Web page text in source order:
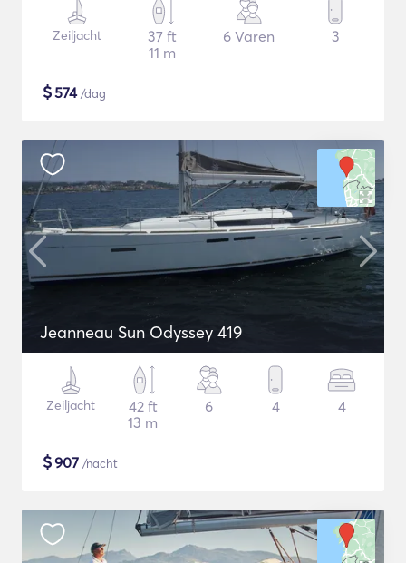
Zeiljacht
37 ft
11 m
6 Varen 3
$574/dag
Jeanneau Sun Odyssey 419
Zeiljacht
42 ft
13 m
6 4 4
$907 /nacht